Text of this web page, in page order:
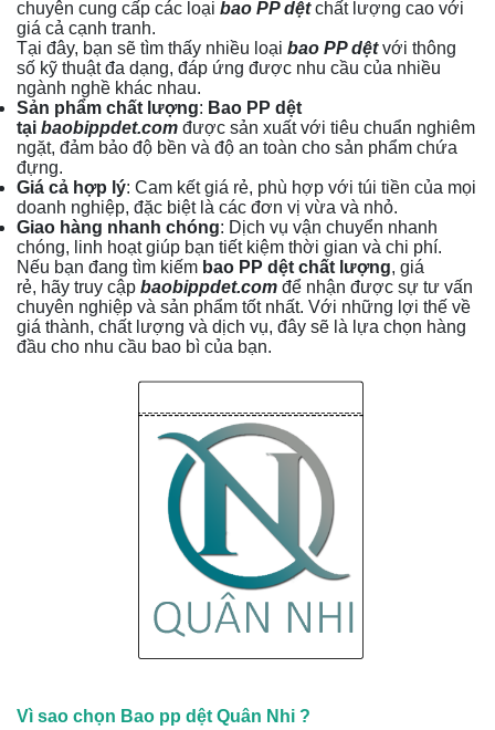
chuyên cung cấp các loại bao PP dệtchất lượng cao với
giá cả cạnh tranh.
Tại đây, bạn sẽ tìm thấy nhiều loại bao PP dệtvới thông
số kỹ thuật đa dạng, đáp ứng được nhu cầu của nhiều
ngành nghề khác nhau.
Sản phẩm chất lượng: Bao PP dệt
tại baobippdet.com được sản xuất với tiêu chuẩn nghiêm
ngặt, đảm bảo độ bền và độ an toàn cho sản phẩm chứa
đựng.
Giá cả hợp lý: Cam kết giá rẻ, phù hợp với túi tiền của mọi
doanh nghiệp, đặc biệt là các đơn vị vừa và nhỏ.
Giao hàng nhanh chóng: Dịch vụ vận chuyển nhanh
chóng, linh hoạt giúp bạn tiết kiệm thời gian và chi phí.
Nếu bạn đang tìm kiếm bao PP dệt chất lượng, giá
rẻ, hãy truy cập baobippdet.com để nhận được sự tư vấn
chuyên nghiệp và sản phẩm tốt nhất. Với những lợi thế về
giá thành, chất lượng và dịch vụ, đây sẽ là lựa chọn hàng
đầu cho nhu cầu bao bì của bạn.
Vì sao chọn Bao pp dệt Quân Nhi ?